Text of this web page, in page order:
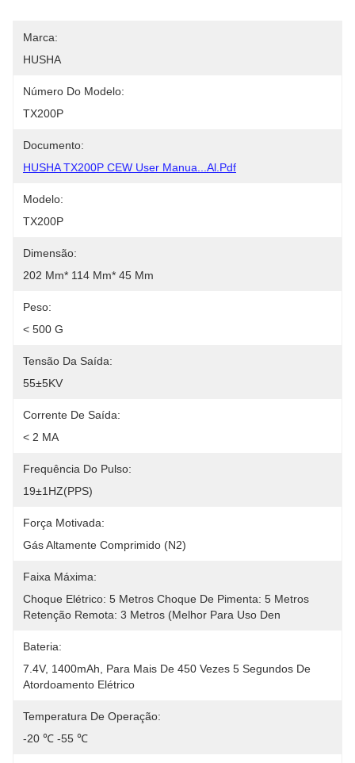
Marca:
HUSHA
Número Do Modelo:
TX200P
Documento:
HUSHA TX200P CEW User Manua...al.pdf
Modelo:
TX200P
Dimensão:
202 Mm* 114 Mm* 45 Mm
Peso:
< 500 G
Tensão Da Saída:
55±5KV
Corrente De Saída:
< 2 MA
Frequência Do Pulso:
19±1HZ(PPS)
Força Motivada:
Gás Altamente Comprimido (N2)
Faixa Máxima:
Choque Elétrico: 5 Metros Choque De Pimenta: 5 Metros
Retenção Remota: 3 Metros (melhor Para Uso Den
Bateria:
7.4V, 1400mAh, Para Mais De 450 Vezes 5 Segundos De
Atordoamento Elétrico
Temperatura De Operação:
-20 ℃ -55 ℃